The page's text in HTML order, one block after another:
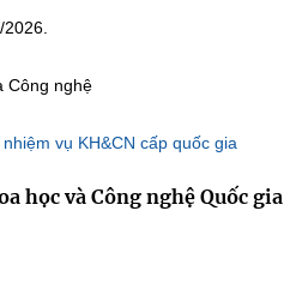
English
VÀ CÔNG NGHỆ
Công nghệ
vụ KH&CN cấp quốc gia
học và Công nghệ Quốc gia